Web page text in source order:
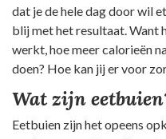
dat je de hele dag door wil
blij met het resultaat. Want
werkt, hoe meer calorieën
doen? Hoe kan jij er voor
Wat zijn
Eetbuien zijn het opeens